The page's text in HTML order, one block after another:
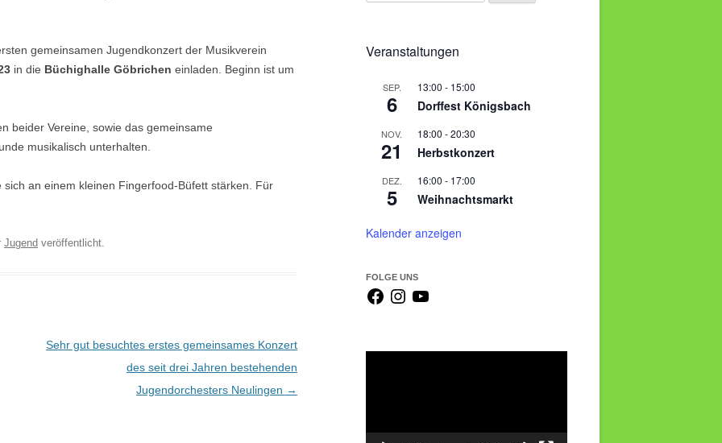
gemeinsamen Jugendkonzert der Musikverein
in die Büchighalle Göbrichen einladen. Beginn ist um
beider Vereine, sowie das gemeinsame
musikalisch unterhalten.
an einem kleinen Fingerfood-Büfett stärken. Für
Jugend veröffentlicht.
Sehr gut besuchtes erstes gemeinsames Konzert
des seit drei Jahren bestehenden
Jugendorchesters Neulingen →
hVeranstaltungen
SEP.
6
13:00 - 15:00
Dorffest Königsbach
NOV.
21
18:00 -20:30
Herbstkonzert
DEZ.
5
16:00 - 17:00
Weihnachtsmarkt
Kalender anzeigen
FOLGE UNS